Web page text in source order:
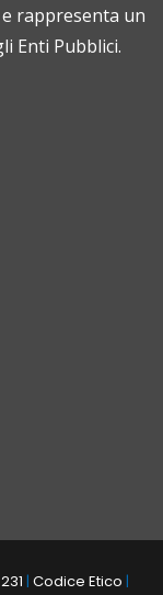
rappresenta un
Enti Pubblici.
| Codice Etico |